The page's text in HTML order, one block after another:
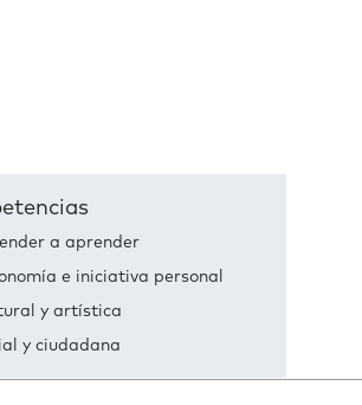
a aprender
e iniciativa personal
y artística
y ciudadana